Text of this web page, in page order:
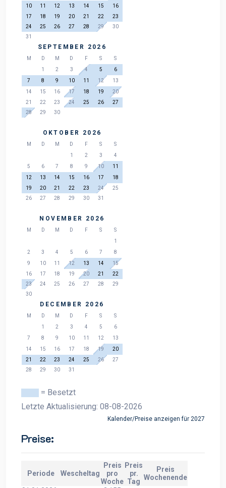
10
11 12 13 14 15
16
17
18 19 20 21 22
23
24
25 26 27 28 29
30
31
SEPTEMBER 2026
M D M D F S
S
1
2 3 4 5
6
7
8 9 10 11 12
13
14
15 16 17 18 19
20
21
22 23 24 25 26
27
28
29 30
OKTOBER 2026
M D M D F S
S
1
2 3
4
5
6 7 8 9 10
11
12
13 14 15 16 17
18
19
20 21 22 23 24
25
26
27 28 29 30 31
NOVEMBER 2026
M D M D F S
S
1
2
3 4 5 6 7
8
9
10 11 12 13 14
15
16
17 18 19 20 21
22
23
24 25 26 27 28
29
30
DECEMBER 2026
M D M D F S
S
1
2 3 4 5
6
7
8 9 10 11 12
13
14
15 16 17 18 19
20
21
22 23 24 25 26
27
28
29 30 31
= Besetzt
Letzte Aktualisierung: 08-08-2026
Kalender/Preise anzeigen für 2027
Preise:
Periode Wescheltag
Preis
pro
Woche
Preis
pr.
Tag
Preis
Wochenende